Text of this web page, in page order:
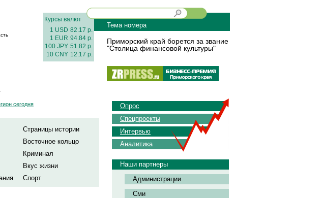
Курсы валют
1 USD 82.17 р.
1 EUR 94.84 р.
100 JPY 51.82 р.
10 CNY 12.17 р.
Тема номера
Приморский край борется за звание
"Столица финансовой культуры"
сегодня
Страницы истории
Восточное кольцо
Криминал
Вкус жизни
Спорт
Опрос
Спецпроекты
Интервью
Аналитика
Наши партнеры
Администрации
Сми